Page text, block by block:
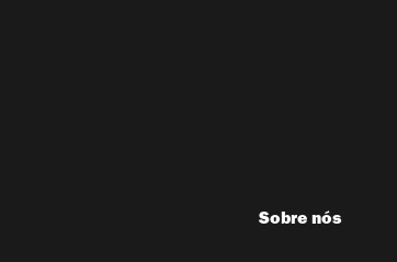
Sobre nós